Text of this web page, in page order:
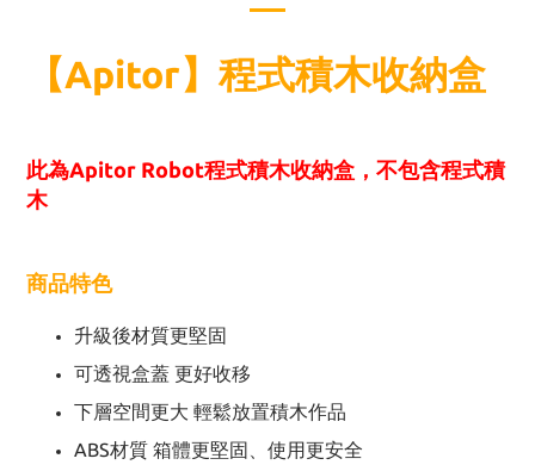
【Apitor】程式積木收納盒
此為Apitor Robot程式積木收納盒，不包含程式積
木
商品特色
升級後材質更堅固
可透視盒蓋 更好收移
下層空間更大 輕鬆放置積木作品
ABS材質 箱體更堅固、使用更安全